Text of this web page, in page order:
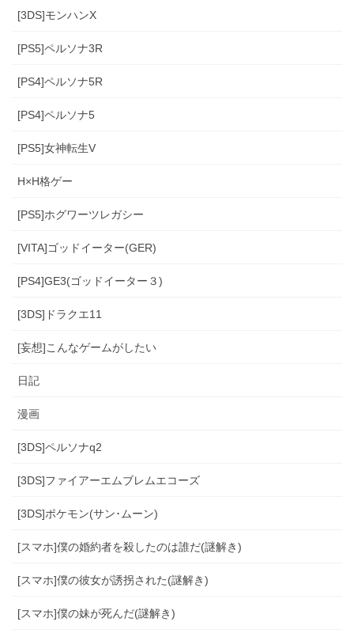
[3DS]モンハンX
[PS5]ペルソナ3R
[PS4]ペルソナ5R
[PS4]ペルソナ5
[PS5]女神転生V
H×H格ゲー
[PS5]ホグワーツレガシー
[VITA]ゴッドイーター(GER)
[PS4]GE3(ゴッドイーター３)
[3DS]ドラクエ11
[妄想]こんなゲームがしたい
日記
漫画
[3DS]ペルソナq2
[3DS]ファイアーエムブレムエコーズ
[3DS]ポケモン(サン･ムーン)
[スマホ]僕の婚約者を殺したのは誰だ(謎解き)
[スマホ]僕の彼女が誘拐された(謎解き)
[スマホ]僕の妹が死んだ(謎解き)